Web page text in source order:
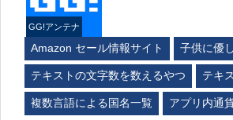
GG!アンテナ
Amazon セール情報サイト 子供に優
テキストの文字数を数えるやつ テキ
複数言語による国名一覧 アプリ内通